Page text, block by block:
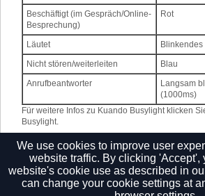
Beschäftigt (im Gespräch/Online-
Besprechung)
Rot
Läutet
Blinkendes
Nicht stören/weiterleiten
Blau
Anrufbeantworter
Langsam
(1000ms)
Für weitere Infos zu Kuando Busylight klicken
Busylight.
Für weitere Infos zu Embrava Blynclight klicken
Blynclight.
We use cookies to improve user
website traffic. By clicking 'Accept',
website's cookie use as described in
can change your cookie settings at